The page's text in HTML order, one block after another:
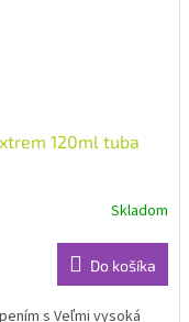
120ml tuba
Skladom
Do košíka
s Veľmi vysoká